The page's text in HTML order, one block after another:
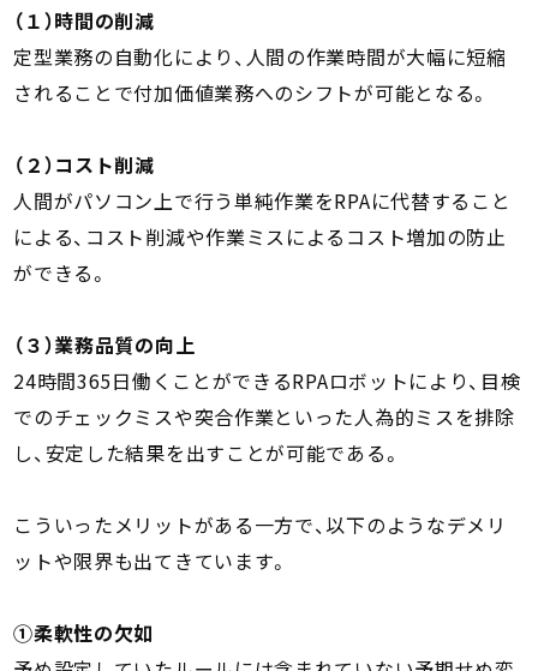
（１）時間の削減
定型業務の自動化により、人間の作業時間が大幅に短縮
されることで付加価値業務へのシフトが可能となる。
（２）コスト削減
人間がパソコン上で行う単純作業をRPAに代替すること
による、コスト削減や作業ミスによるコスト増加の防止
ができる。
（３）業務品質の向上
24時間365日働くことができるRPAロボットにより、目検
でのチェックミスや突合作業といった人為的ミスを排除
し、安定した結果を出すことが可能である。
こういったメリットがある一方で、以下のようなデメリ
ットや限界も出てきています。
①柔軟性の欠如